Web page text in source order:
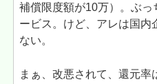
補償限度額が10万）。ぶ
ービス。けど、アレは国内
ない。
まぁ、改悪されて、還元